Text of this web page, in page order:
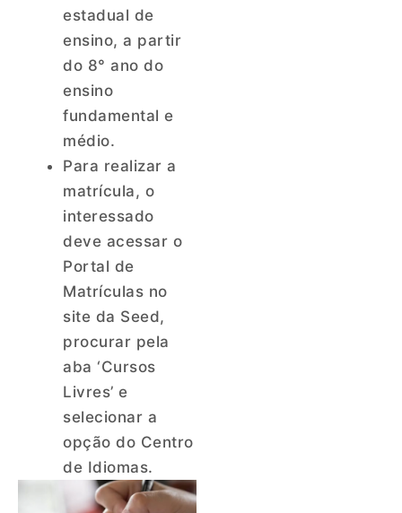
estadual de
ensino, a partir
do 8° ano do
ensino
fundamental e
médio.
Para realizar a
matrícula, o
interessado
deve acessar o
Portal de
Matrículas no
site da Seed,
procurar pela
aba ‘Cursos
Livres’ e
selecionar a
opção do Centro
de Idiomas.